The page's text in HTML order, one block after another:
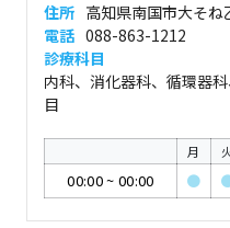
住所 高知県南国市大そね
電話 088-863-1212
診療科目
内科、消化器科、循環器
目
月
00:00~ 00:00 ●